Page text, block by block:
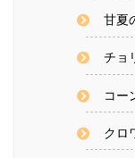
甘夏
チョ
コー
クロ